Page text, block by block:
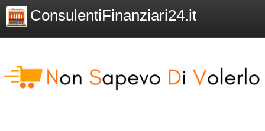
ConsulentiFinanziari24.it